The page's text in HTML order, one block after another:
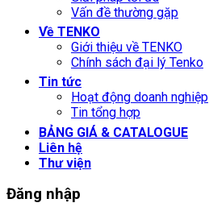
Vấn đề thường gặp
Về TENKO
Giới thiệu về TENKO
Chính sách đại lý Tenko
Tin tức
Hoạt động doanh nghiệp
Tin tổng hợp
BẢNG GIÁ & CATALOGUE
Liên hệ
Thư viện
Đăng nhập